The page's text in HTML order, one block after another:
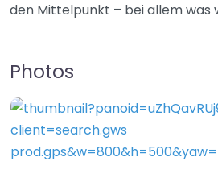
den Mittelpunkt – bei allem was
Photos